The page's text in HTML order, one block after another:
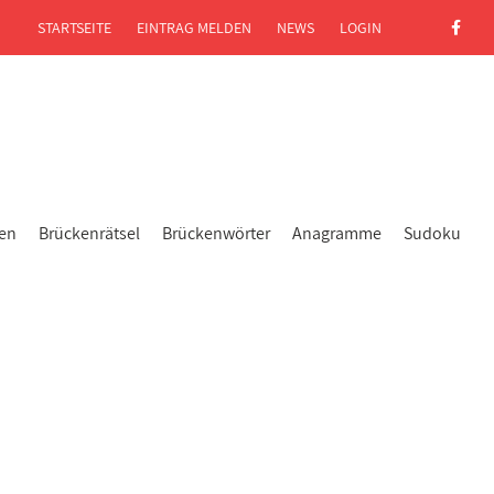
Brückenrätsel Brückenwörter Anagramme Sudoku
STARTSEITE EINTRAG MELDEN NEWS LOGIN